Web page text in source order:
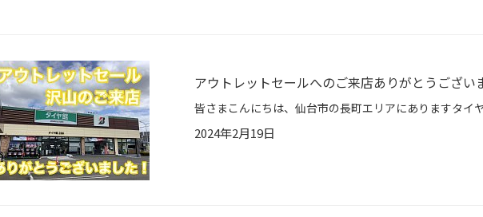
アウトレットセールへのご来店ありがとうござい
2024年2月19日